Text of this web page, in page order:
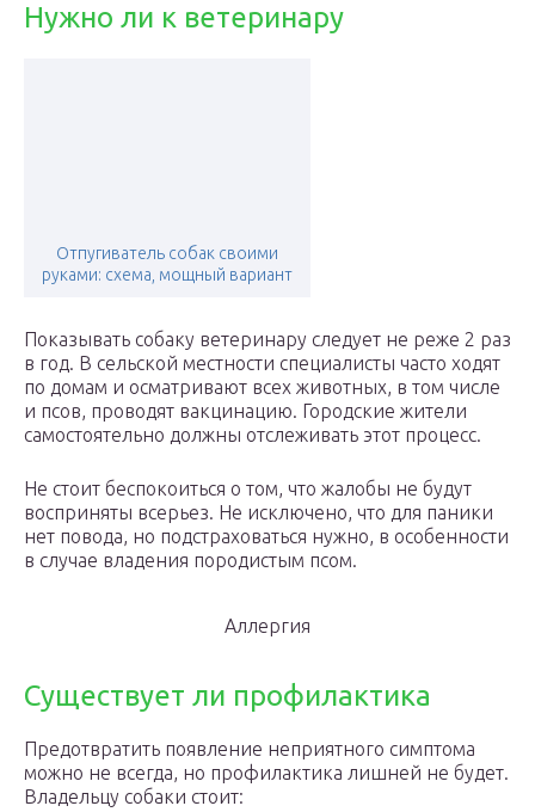
Нужно ли к ветеринару
Отпугиватель собак своими
руками: схема, мощный вариант
Показывать собаку ветеринару следует не реже 2 раз
в год. В сельской местности специалисты часто ходят
по домам и осматривают всех животных, в том числе
и псов, проводят вакцинацию. Городские жители
самостоятельно должны отслеживать этот процесс.
Не стоит беспокоиться о том, что жалобы не будут
восприняты всерьез. Не исключено, что для паники
нет повода, но подстраховаться нужно, в особенности
в случае владения породистым псом.
Аллергия
Существует ли профилактика
Предотвратить появление неприятного симптома
можно не всегда, но профилактика лишней не будет.
Владельцу собаки стоит: